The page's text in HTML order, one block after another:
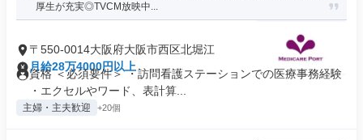
厚生が充実◎TVCM放映中...
〒550-0014大阪府大阪市西区北堀江
月給28万4000円以上
資格 ＜必須要件＞ ・訪問看護ステーションでの医療事務経験
・エクセルやワード、表計算...
主婦・主夫歓迎 +20個